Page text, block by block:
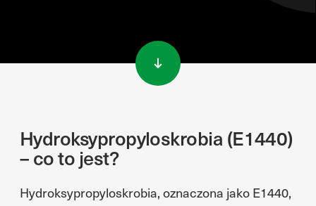
Hydroksypropyloskrobia (E1440)
– co to jest?
Hydroksypropyloskrobia, oznaczona jako E1440,